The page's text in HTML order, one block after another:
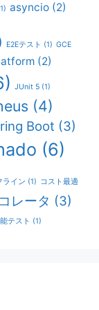
asyncio (2)
E2Eテスト (1) GCE
(2)
JUnit 5 (1)
(4)
Boot (3)
(6)
ライン (1) コスト最適
レータ (3)
テスト (1)